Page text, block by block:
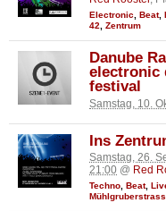
Electronic, Beat,
42, Zentrum
Danube
electronic
festival
Samstag, 10.
Ins
Samstag, 26.
21:00 @ Red
Techno Beat,